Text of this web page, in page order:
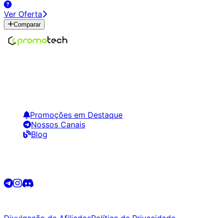
Ver Oferta
Comparar
Promoções em Destaque
Nossos Canais
Blog